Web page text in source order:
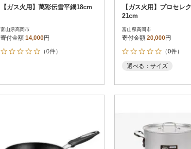
【ガス火用】萬彩伝雪平鍋18cm
富山県高岡市
寄付金額 14,000円
（0件）
【ガス火用】プロセレ
21cm
富山県高岡市
寄付金額 20,000円
（0件）
選べる：サイズ